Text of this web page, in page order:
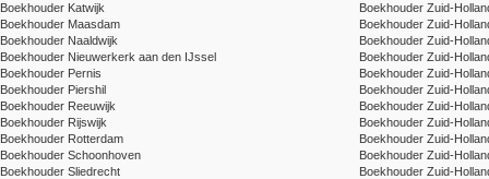
Boekhouder Katwijk
Boekhouder Maasdam
Boekhouder Naaldwijk
Boekhouder Nieuwerkerk aan den IJssel
Boekhouder Pernis
Boekhouder Piershil
Boekhouder Reeuwijk
Boekhouder Rijswijk
Boekhouder Rotterdam
Boekhouder Schoonhoven
Boekhouder Sliedrecht
Boekhouder Zuid-
Boekhouder Zuid-
Boekhouder Zuid-
Boekhouder Zuid-
Boekhouder Zuid-
Boekhouder Zuid-
Boekhouder Zuid-
Boekhouder Zuid-
Boekhouder Zuid-
Boekhouder Zuid-
Boekhouder Zuid-